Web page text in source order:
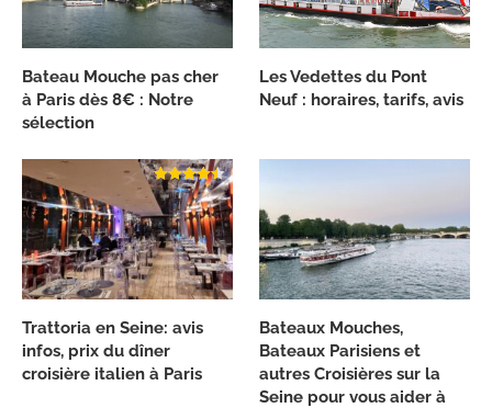
Bateau Mouche pas cher
à Paris dès 8€ : Notre
sélection
Les Vedettes du Pont
Neuf : horaires, tarifs, avis
Trattoria en Seine: avis
infos, prix du dîner
croisière italien à Paris
Bateaux Mouches,
Bateaux Parisiens et
autres Croisières sur la
Seine pour vous aider à